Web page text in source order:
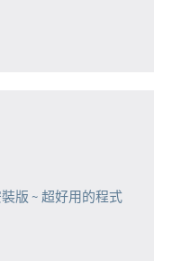
版 ~ 超好用的程式